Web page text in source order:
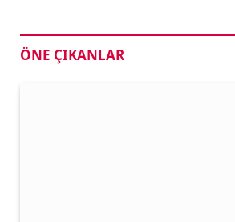
ÖNE ÇIKANLAR